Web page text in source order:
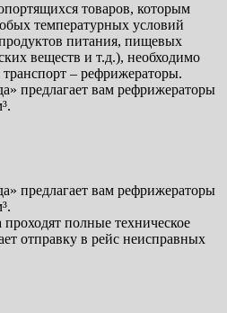
товаров, которым
температурных условий
питания, пищевых
веществ и т.д.), необходимо
– рефрижераторы.
предлагает вам рефрижераторы
предлагает вам рефрижераторы
полные техническое
отправку в рейс неисправных